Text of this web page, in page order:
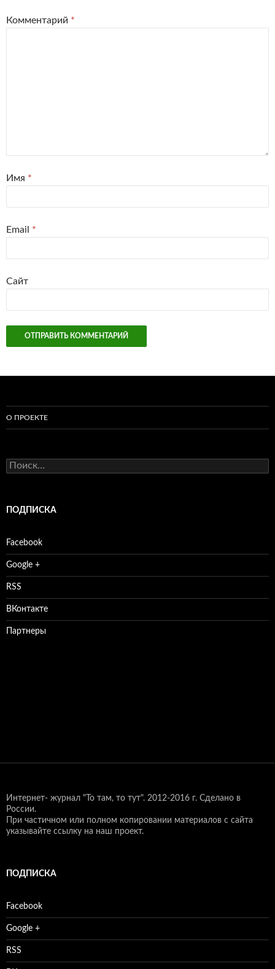
Комментарий *
Имя *
Email *
Сайт
О ПРОЕКТЕ
Найти:
ПОДПИСКА
Facebook
Google +
RSS
ВКонтакте
Партнеры
Интернет- журнал "То там, то тут". 2012-2016 г. Сделано в
России.
При частичном или полном копировании материалов с сайта
указывайте ссылку на наш проект.
ПОДПИСКА
Facebook
Google +
RSS